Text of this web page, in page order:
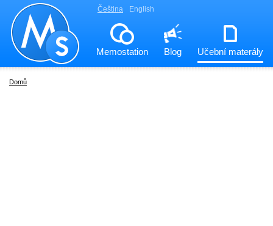
Čeština English
Memostation Blog Učební materály
Domů